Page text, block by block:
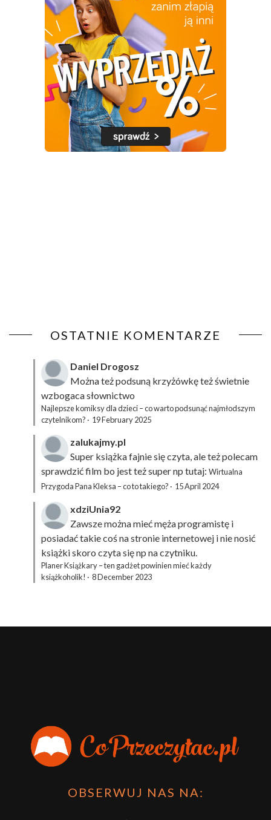
OSTATNIE KOMENTARZE
Daniel Drogosz
Można też podsuną krzyżówkęteż świetnie
wzbogaca słownictwo
Najlepsze komiksy dla dzieci – co warto podsunąć najmłodszym
czytelnikom? · 19 February 2025
zalukajmy.pl
Super książka fajnie się czyta, ale też polecam
sprawdzić film bo jest też super np tutaj: Wirtualna
Przygoda Pana Kleksa – co to takiego? · 15 April 2024
xdziUnia92
Zawsze można mieć męża programistę i
posiadać takie coś na stronie internetowej i nie nosić
książki skoro czyta się np na czytniku.
Planer Książkary – ten gadżet powinien mieć każdy
książkoholik! · 8 December 2023
OBSERWUJ NAS NA: